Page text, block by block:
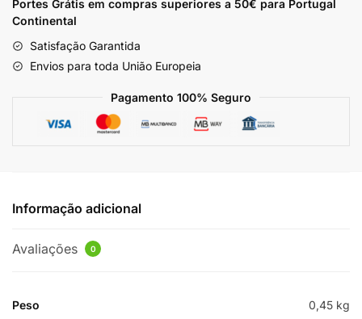
Portes Grátis em compras superiores a 50€ para Portugal
Continental
Satisfação Garantida
Envios para toda União Europeia
Pagamento 100% Seguro
Informação adicional
Avaliações 0
Peso 0,45 kg